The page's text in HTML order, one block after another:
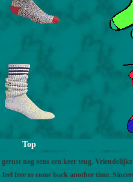
Top
nog eens een keer teug.
free to come back another time.